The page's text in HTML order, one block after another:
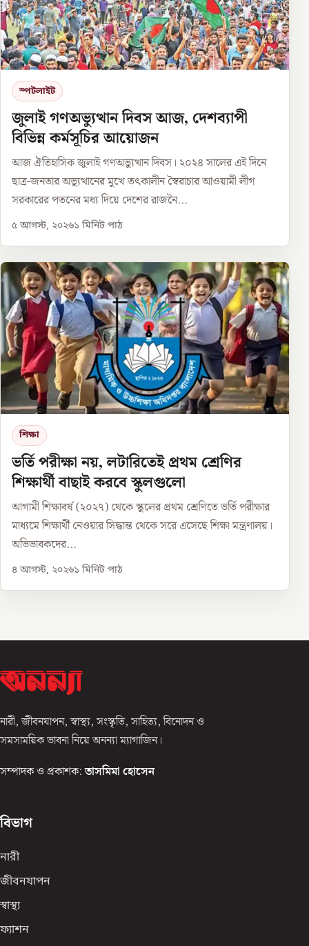
স্পটলাইট
জুলাই গণঅভ্যুত্থান দিবস আজ, দেশব্যাপী
বিভিন্ন কর্মসূচির আয়োজন
আজ ঐতিহাসিক জুলাই গণঅভ্যুত্থান দিবস। ২০২৪ সালের এই দিনে
ছাত্র-জনতার অভ্যুত্থানের মুখে তৎকালীন স্বৈরাচার আওয়ামী লীগ
সরকারের পতনের মধ্য দিয়ে দেশের রাজনৈ...
৫ আগস্ট, ২০২৬১ মিনিট পাঠ
শিক্ষা
ভর্তি পরীক্ষা নয়, লটারিতেই প্রথম শ্রেণির
শিক্ষার্থী বাছাই করবে স্কুলগুলো
আগামী শিক্ষাবর্ষ (২০২৭) থেকে স্কুলের প্রথম শ্রেণিতে ভর্তি পরীক্ষার
মাধ্যমে শিক্ষার্থী নেওয়ার সিদ্ধান্ত থেকে সরে এসেছে শিক্ষা মন্ত্রণালয়।
অভিভাবকদের...
৪ আগস্ট, ২০২৬১ মিনিট পাঠ
নারী, জীবনযাপন, স্বাস্থ্য, সংস্কৃতি, সাহিত্য, বিনোদন ও
সমসাময়িক ভাবনা নিয়ে অনন্যা ম্যাগাজিন।
সম্পাদক ও প্রকাশক: তাসমিমা হোসেন
বিভাগ
নারী
জীবনযাপন
স্বাস্থ্য
ফ্যাশন